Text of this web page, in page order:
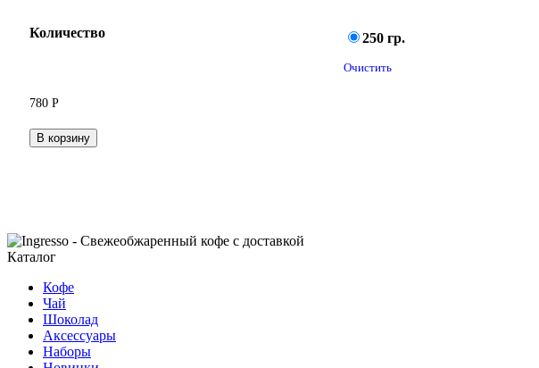
Количество 250 гр.
Очистить
780Р
В корзину
Каталог
Кофе
Чай
Шоколад
Аксессуары
Наборы